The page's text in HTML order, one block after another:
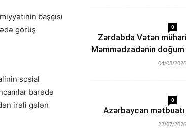
başçısı
görüş
sosial
barədə
irəli gələn
0
Zərdabda Vətən
Məmmədzadənin
04/08/2026
0
Azərbaycan mətbuatı
22/07/2026